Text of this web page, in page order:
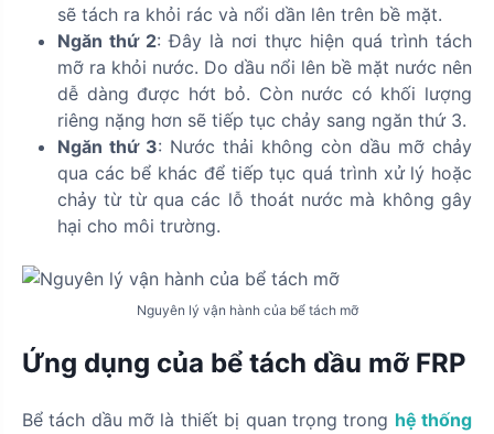
sẽ tách ra khỏi rác và nổi dần lên trên bề mặt.
Ngăn thứ 2: Đây là nơi thực hiện quá trình tách
mỡ ra khỏi nước. Do dầu nổi lên bề mặt nước nên
dễ dàng được hớt bỏ. Còn nước có khối lượng
riêng nặng hơn sẽ tiếp tục chảy sang ngăn thứ 3.
Ngăn thứ 3: Nước thải không còn dầu mỡ chảy
qua các bể khác để tiếp tục quá trình xử lý hoặc
chảy từ từ qua các lỗ thoát nước mà không gây
hại cho môi trường.
Nguyên lý vận hành của bể tách mỡ
Ứng dụng của bể tách dầu mỡ FRP
Bể tách dầu mỡ là thiết bị quan trọng trong hệ thống